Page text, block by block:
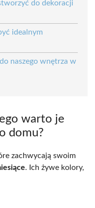
do dekoracji
idealnym
naszego wnętrza w
warto je
domu?
zachwycają swoim
. Ich żywe kolory,